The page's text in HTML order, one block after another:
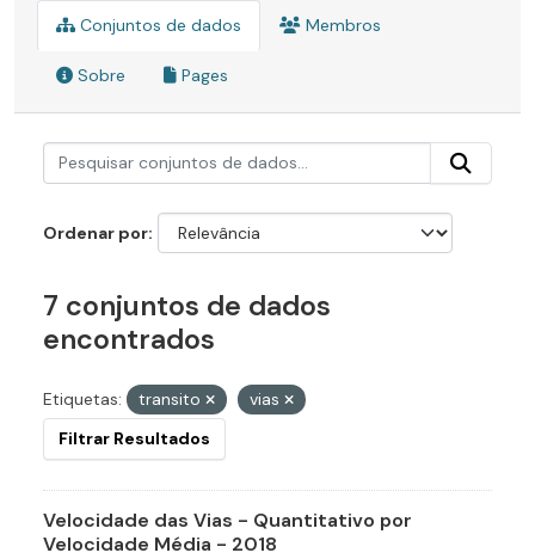
Conjuntos de dados Membros
Sobre Pages
Ordenar por
7 conjuntos de dados
encontrados
Etiquetas: transito
vias
Filtrar Resultados
Velocidade das Vias - Quantitativo por
Velocidade Média - 2018